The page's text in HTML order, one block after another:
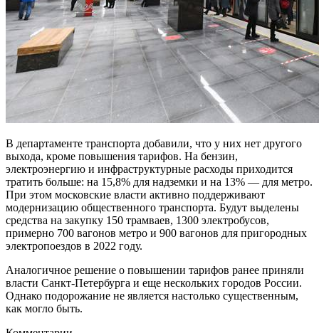
В департаменте транспорта добавили, что у них нет другого
выхода, кроме повышения тарифов. На бензин,
электроэнергию и инфраструктурные расходы приходится
тратить больше: на 15,8% для надземки и на 13% — для метро.
При этом московские власти активно поддерживают
модернизацию общественного транспорта. Будут выделены
средства на закупку 150 трамваев, 1300 электробусов,
примерно 700 вагонов метро и 900 вагонов для пригородных
электропоездов в 2022 году.
Аналогичное решение о повышении тарифов ранее приняли
власти Санкт-Петербурга и еще нескольких городов России.
Однако подорожание не является настолько существенным,
как могло быть.